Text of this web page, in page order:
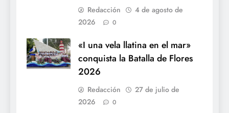
Redacción
4 de agosto de
2026
0
«I una vela llatina en el mar»
conquista la Batalla de Flores
2026
Redacción
27 de julio de
2026
0